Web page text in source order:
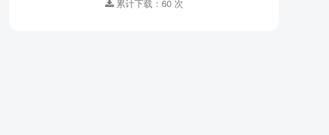
累计下载：60 次
格式 ：MP3